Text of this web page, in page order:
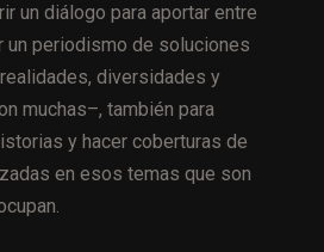
un diálogo para aportar entre
un periodismo de soluciones
diversidades y
muchas–, también para
y hacer coberturas de
en esos temas que son